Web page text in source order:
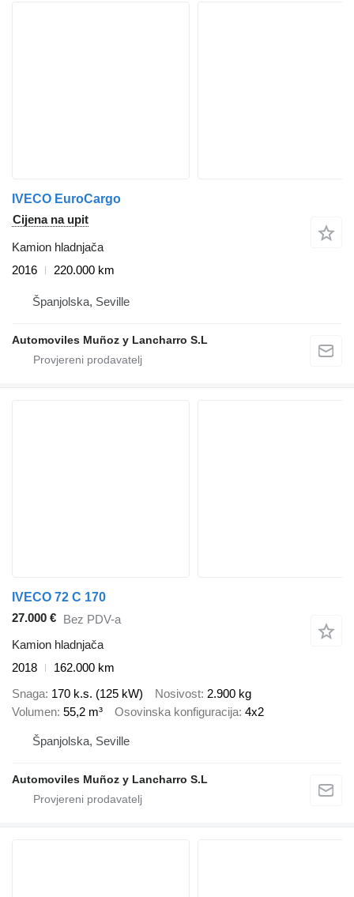
IVECO EuroCargo
Cijena na upit
Kamion hladnjača
2016
220.000 km
Španjolska, Seville
Automoviles Muñoz y Lancharro S.L
IVECO 72 C 170
27.000 € Bez PDV-a
Kamion hladnjača
2018
162.000 km
Snaga 170 k.s. (125 kW) Nosivost 2.900 kg
Volumen 55,2 m³ Osovinska konfiguracija 4x2
Španjolska, Seville
Automoviles Muñoz y Lancharro S.L